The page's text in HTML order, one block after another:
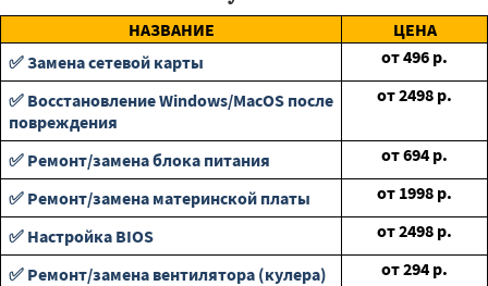
НАЗВАНИЕ
ЦЕНА
✅ Замена сетевой карты
от496 р.
✅ Восстановление Windows/MacOS после
повреждения
от2498 р.
✅ Ремонт/замена блока питания от694 р.
✅ Ремонт/замена материнской платы
от 1998 р.
✅ Настройка BIOS
от2498 р.
✅ Ремонт/замена вентилятора (кулера)
от294 р.